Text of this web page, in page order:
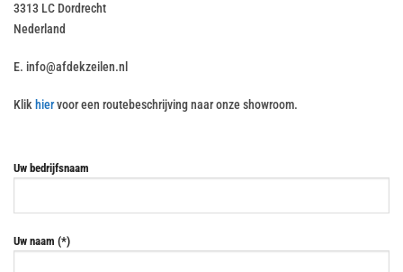
3313 LC Dordrecht
Nederland
E. info@afdekzeilen.nl
Klik hiervoor een routebeschrijving naar onze showroom.
Uw bedrijfsnaam
Uw naam (*)